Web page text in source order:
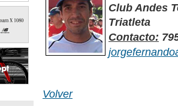
Club Andes
Triatleta
Contacto:
Volver